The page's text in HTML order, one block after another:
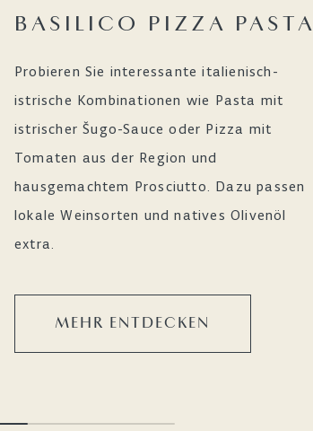
BASILICO PIZZA PASTA
Probieren Sie interessante italienisch-
istrische Kombinationen wie Pasta mit
istrischer Šugo-Sauce oder Pizza mit
Tomaten aus der Region und
hausgemachtem Prosciutto. Dazu passen
lokale Weinsorten und natives Olivenöl
extra.
MEHR ENTDECKEN